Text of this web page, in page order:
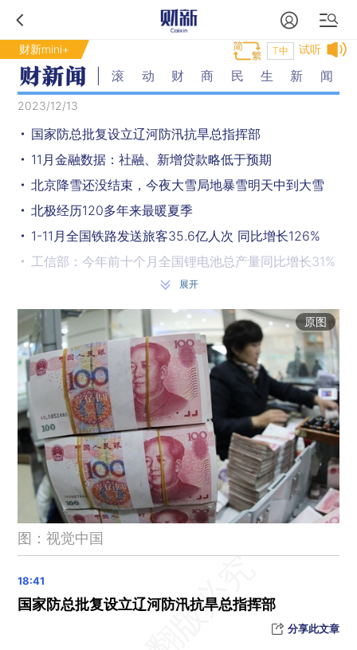
财新mini+ 试听
T中
滚动财商民生新闻
2023/12/13
国家防总批复设立辽河防汛抗旱总指挥部
11月金融数据：社融、新增贷款略低于预期
北京降雪还没结束，今夜大雪局地暴雪明天中到大雪
北极经历120多年来最暖夏季
1-11月全国铁路发送旅客35.6亿人次 同比增长126%
工信部：今年前十个月全国锂电池总产量同比增长31%
中疾控：11月报告80例猴痘确诊病例
前11个月全国二手房交易量占比37.1% 创造历史新高
2023年中国汽车出口将超500万辆，刷新历史纪录
北京发布中小学居家学习、倡导企事业单位弹性办公等7条措施
北京发布暴雪橙色预警，部分地区降雪量将达到10毫米以上
中疾控：11月份新增新冠病毒感染重症病例135例、死亡8例
晨读荐闻（国内、国际、市场消息32条）
“燕窝第一股”燕之屋上市首日涨逾9% 募资2.56亿港元
英伟达通过投资布局AI产业链 2023年已投20多家企业
王健林以股换钱 万达商管上市对赌危机暂解
展开
原图
图：视觉中国
国家防总批复设立辽河防汛抗旱总指挥部
分享此文章